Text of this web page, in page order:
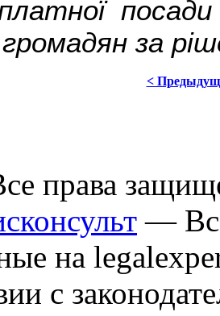
за
<
права
—
на
с